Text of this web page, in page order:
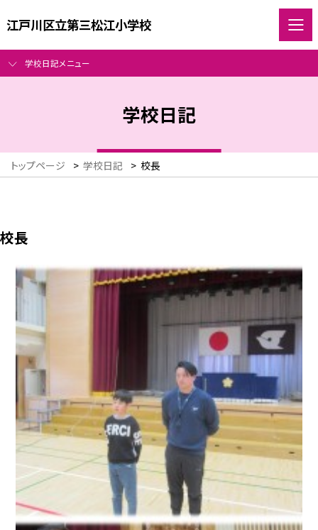
江戸川区立第三松江小学校
学校日記メニュー
学校日記
トップページ > 学校日記 > 校長
校長